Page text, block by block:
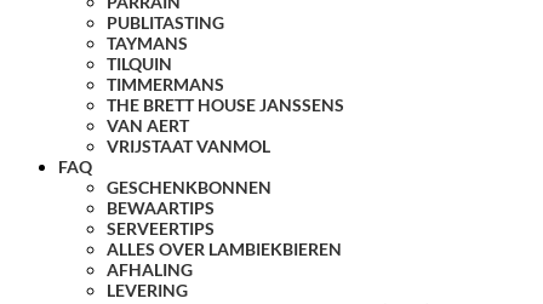
PUBLITASTING
TAYMANS
TILQUIN
TIMMERMANS
THE BRETT HOUSE JANSSENS
VAN AERT
VRIJSTAAT VANMOL
FAQ
GESCHENKBONNEN
BEWAARTIPS
SERVEERTIPS
ALLES OVER LAMBIEKBIEREN
AFHALING
LEVERING